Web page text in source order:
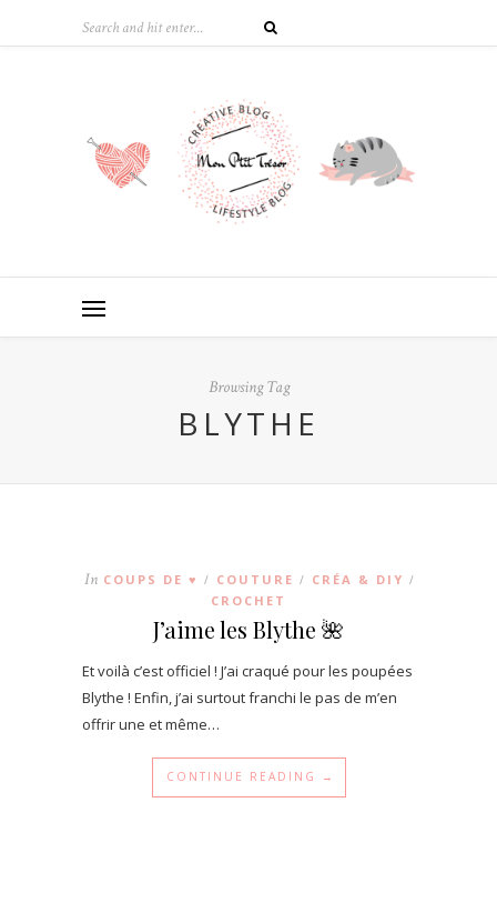
Browsing Tag
BLYTHE
In COUPS DE ♥ / COUTURE / CRÉA & DIY /
CROCHET
J’aime les Blythe 🌺
Et voilà c’est officiel ! J’ai craqué pour les poupées
Blythe ! Enfin, j’ai surtout franchi le pas de m’en
offrir une et même…
CONTINUE READING →